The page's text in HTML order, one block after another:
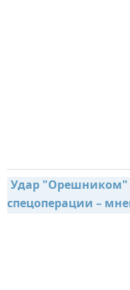
Удар "Орешником"
спецоперации –